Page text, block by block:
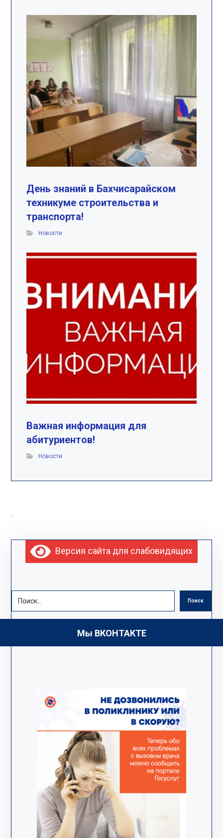
День знаний в Бахчисарайском
техникуме строительства и
транспорта!
Новости
Важная информация для
абитуриентов!
Новости
.
Версия сайта для слабовидящих
Поиск
Мы ВКОНТАКТЕ